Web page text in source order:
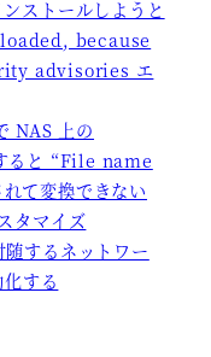
ストールしようと
because
advisories エ
NAS 上の
ると “File name
て変換できない
タマイズ
するネットワー
する